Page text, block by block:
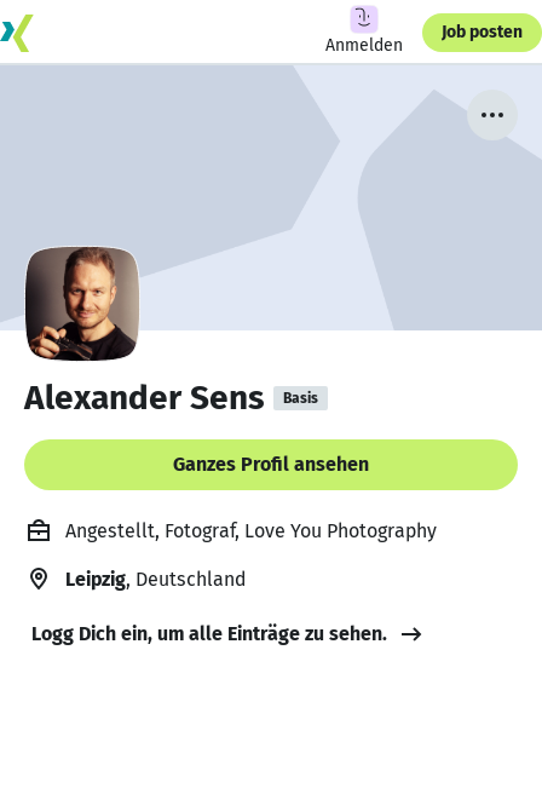
Anmelden
Job posten
Alexander Sens Basis
Ganzes Profil ansehen
Angestellt, Fotograf, Love You Photography
Leipzig, Deutschland
Logg Dich ein, um alle Einträge zu sehen.